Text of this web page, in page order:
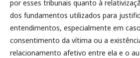
por esses tribunais quanto à
dos fundamentos utilizados para
entendimentos, especialmente em
consentimento da vítima ou a
relacionamento afetivo entre ela e o